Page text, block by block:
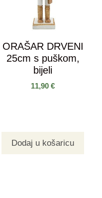
ORAŠAR DRVENI
25cm s puškom,
bijeli
11,90€
Dodaj u košaricu